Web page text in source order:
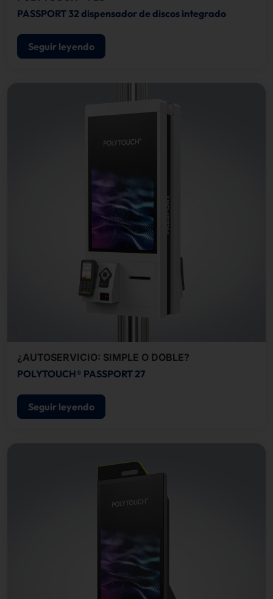
PASSPORT 32 dispensador de discos integrado
Seguir leyendo
¿AUTOSERVICIO: SIMPLE O DOBLE?
POLYTOUCH® PASSPORT 27
Seguir leyendo